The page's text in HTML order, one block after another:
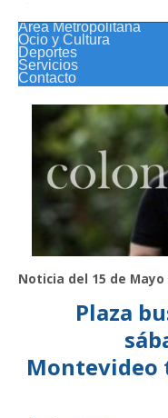
Área Metropolitana
Ocio y Cultura
Deportes
Servicios
Contacto
Noticia del 15 de Mayo
Plaza
Montevideo